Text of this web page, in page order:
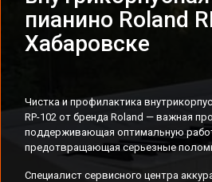
пианино Roland
Хабаровске
Чистка и профилактика
RP-102 от бренда Roland — важная
поддерживающая оптимальную
предотвращающая серьезные
Специалист сервисного центра